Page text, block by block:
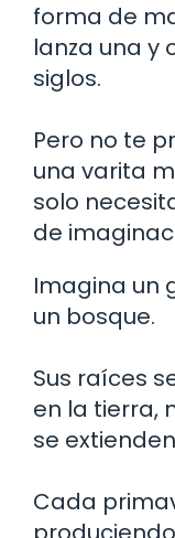
forma de
lanza una y
siglos.
Pero no te
una varita
solo
de
Imagina un
un bosque.
Sus raíces
en la tierra,
se
Cada